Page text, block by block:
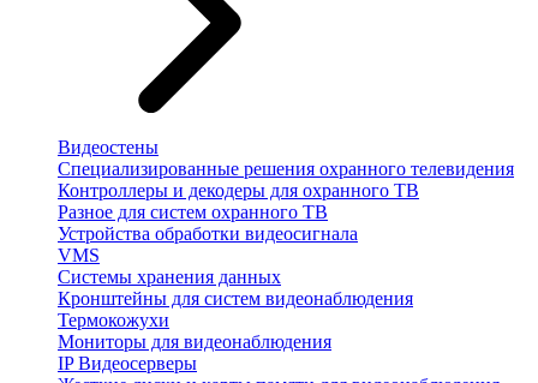
Видеостены
Специализированные решения охранного телевидения
Контроллеры и декодеры для охранного ТВ
Разное для систем охранного ТВ
Устройства обработки видеосигнала
VMS
Системы хранения данных
Кронштейны для систем видеонаблюдения
Термокожухи
Мониторы для видеонаблюдения
IP Видеосерверы